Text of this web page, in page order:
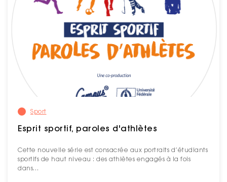
Sport
Esprit sportif, paroles d'athlètes
Cette nouvelle série est consacrée aux portraits d’étudiants
sportifs de haut niveau : des athlètes engagés à la fois
dans…